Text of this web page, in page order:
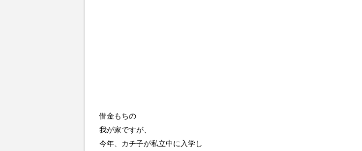
借金もちの
我が家ですが、
今年、カチ子が私立中に入学し